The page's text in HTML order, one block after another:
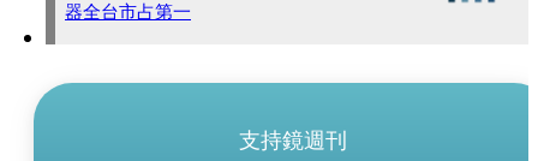
器全台市占第一
支持鏡週刊